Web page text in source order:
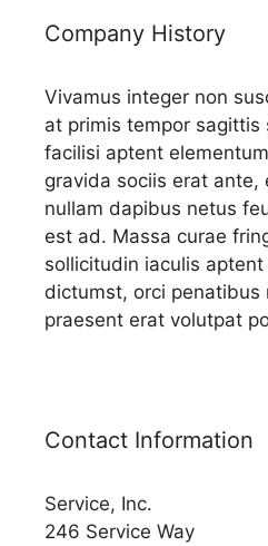
Company History
Vivamus integer non
at primis tempor
facilisi aptent
gravida sociis erat ante,
nullam dapibus netus
est ad. Massa curae
sollicitudin iaculis
dictumst, orci penatibus
praesent erat volutpat
Contact Information
Service, Inc.
246 Service Way